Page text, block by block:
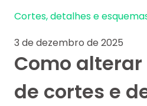
Cortes, detalhes e
3 de dezembro de 2025
Como
de cortes e